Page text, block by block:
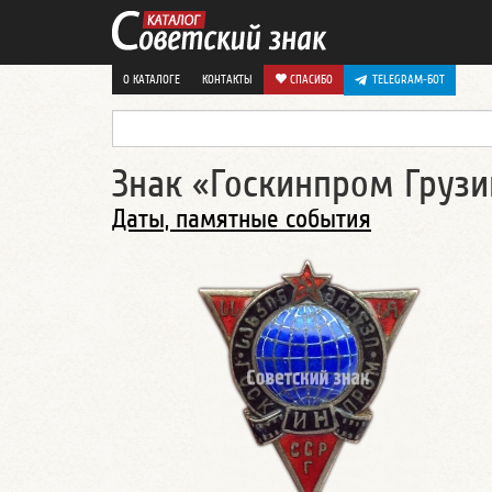
О КАТАЛОГЕ КОНТАКТЫ СПАСИБО TELEGRAM-БОТ
Знак «Госкинпром
Даты, памятные события